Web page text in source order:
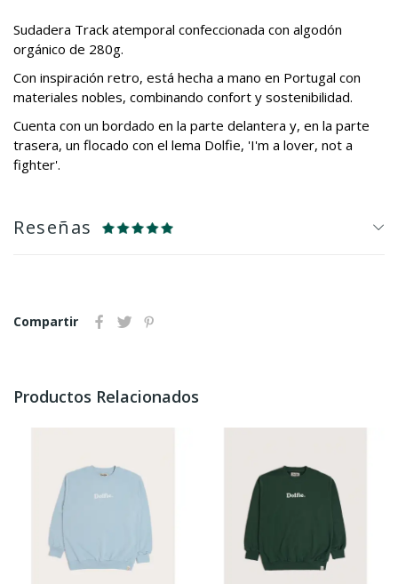
Sudadera Track atemporal confeccionada con algodón
orgánico de 280g.
Con inspiración retro, está hecha a mano en Portugal con
materiales nobles, combinando confort y sostenibilidad.
Cuenta con un bordado en la parte delantera y, en la parte
trasera, un flocado con el lema Dolfie, 'I'm a lover, not a
fighter'.
Reseñas
Compartir
Productos Relacionados